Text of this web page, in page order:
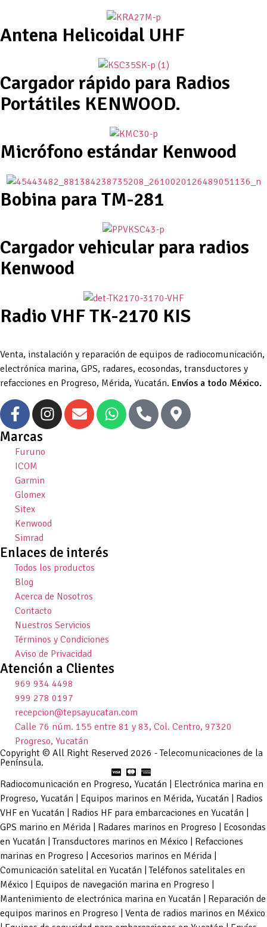
Antena Helicoidal UHF
Cargador rápido para Radios
Portátiles KENWOOD.
Micrófono estándar Kenwood
Bobina para TM-281
Cargador vehicular para radios
Kenwood
Radio VHF TK-2170 KIS
Venta, instalación y reparación de equipos de radiocomunicación,
electrónica marina, GPS, radares, ecosondas, transductores y
refacciones en Progreso, Mérida, Yucatán. Envíos a todo México.
Marcas
Furuno
ICOM
Garmin
Glomex
Sitex
Kenwood
Simrad
Enlaces de interés
Todos los productos
Blog
Acerca de Nosotros
Contacto
Nuestros Servicios
Términos y Condiciones
Aviso de Privacidad
Atención a Clientes
969 934 4498
999 278 0197
recepcion@tepsayucatan.com
Calle 76 núm. 155 entre 81 y 83, Col. Centro, 97320
Progreso, Yucatán
Copyright © All Right Reserved 2026 - Telecomunicaciones de la
Península.
Radiocomunicación en Progreso, Yucatán | Electrónica marina en
Progreso, Yucatán | Equipos marinos en Mérida, Yucatán | Radios
VHF en Yucatán | Radios HF para embarcaciones en Yucatán |
GPS marino en Mérida | Radares marinos en Progreso | Ecosondas
en Yucatán | Transductores marinos en México | Refacciones
marinas en Progreso | Accesorios marinos en Mérida |
Comunicación satelital en Yucatán | Teléfonos satelitales en
México | Equipos de navegación marina en Progreso |
Mantenimiento de electrónica marina en Yucatán | Reparación de
equipos marinos en Progreso | Venta de radios marinos en México